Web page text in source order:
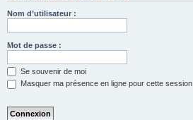
Nom d’utilisateur :
Mot de passe :
Se souvenir de moi
Masquer ma présence en ligne pour cette session